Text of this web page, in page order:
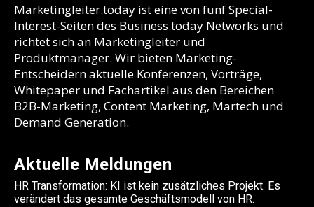
Marketingleiter.today ist eine von fünf Special-
Interest-Seiten des Business.today Networks und
richtet sich an Marketingleiter und
Produktmanager. Wir bieten Marketing-
Entscheidern aktuelle Konferenzen, Vorträge,
Whitepaper und Fachartikel aus den Bereichen
B2B-Marketing, Content Marketing, Martech und
Demand Generation.
Aktuelle Meldungen
HR Transformation: KI ist kein zusätzliches Projekt. Es
verändert das gesamte Geschäftsmodell von HR.